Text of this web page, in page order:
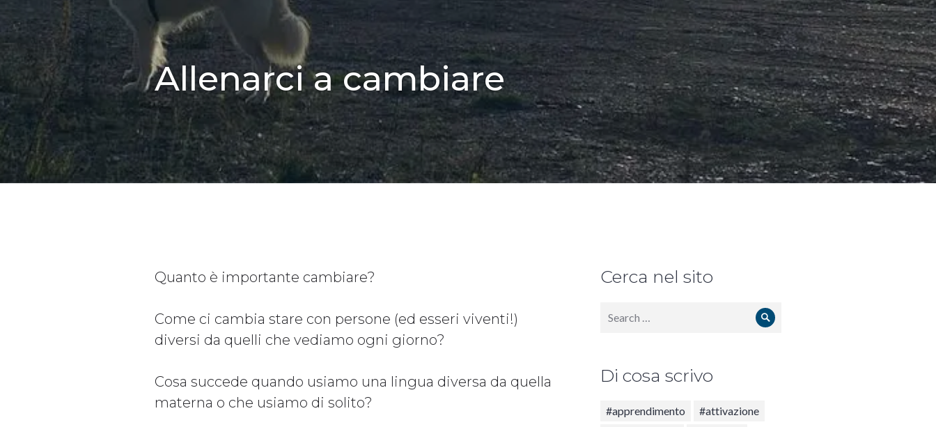
SENZA
CATEGORIA
Allenarci a cambiare
Quanto è importante cambiare?
Come ci cambia stare con persone (ed esseri viventi!)
diversi da quelli che vediamo ogni giorno?
Cosa succede quando usiamo una lingua diversa da quella
materna o che usiamo di solito?
Cerca nel sito
for:
Search
Di cosa scrivo
#apprendimento
#attivazione